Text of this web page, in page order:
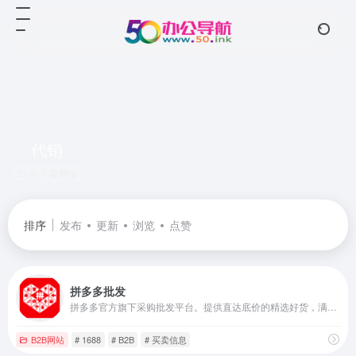
排序 发布 更新 浏览 点赞
拼多多批发
B2B网站 # 1688 # B2B # 买卖信息